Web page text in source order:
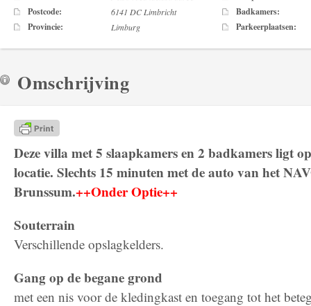
Postcode: 6141 DC Limbricht
Provincie: Limburg
Badkamers:
Parkeerplaatsen:
Omschrijving
Deze villa met 5 slaapkamers en 2 badkamers ligt
locatie. Slechts 15 minuten met de auto van het
Brunssum.++Onder Optie++
Souterrain
Verschillende opslagkelders.
Gang op de begane grond
met een nis voor de kledingkast en toegang tot het